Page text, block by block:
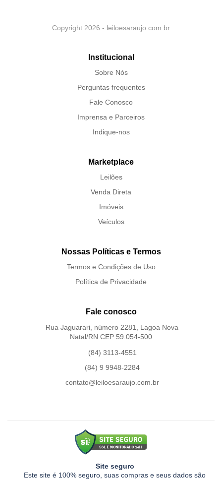
Copyright 2026 - leiloesaraujo.com.br
Institucional
Sobre Nós
Perguntas frequentes
Fale Conosco
Imprensa e Parceiros
Indique-nos
Marketplace
Leilões
Venda Direta
Imóveis
Veículos
Nossas Políticas e Termos
Termos e Condições de Uso
Política de Privacidade
Fale conosco
Rua Jaguarari, número 2281, Lagoa Nova
Natal/RN CEP 59.054-500
(84) 3113-4551
(84) 9 9948-2284
contato@leiloesaraujo.com.br
Site seguro
Este site é 100% seguro, suas compras e seus dados são